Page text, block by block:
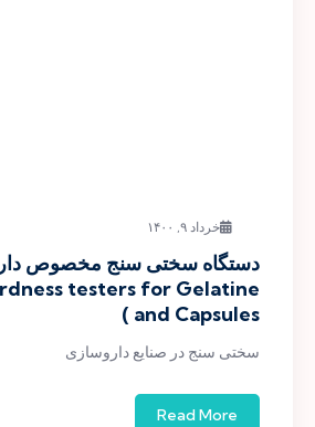
خرداد ۹, ۱۴۰۰
دستگاه سختی سنج مخصوص
testers for Gelatine
and Capsules )
سختی سنج در صنایع داروسازی
Read More